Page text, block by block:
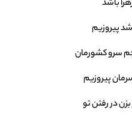
باشد
پیروزیم
سرو کشورمان
پیروزیم
بزن در رفتن تو